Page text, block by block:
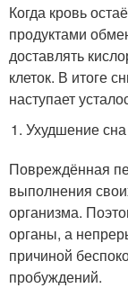
Когда кровь
продуктами
доставлять
клеток. В итоге
наступает
Ухудшение сна
Повреждённая
выполнения
организма.
органы, а
причиной
пробуждений.